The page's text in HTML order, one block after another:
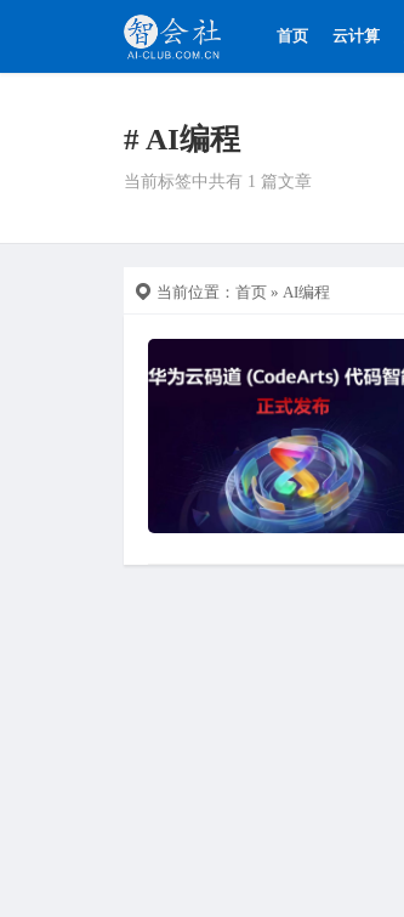
首页 云计算
# AI编程
当前标签中共有 1 篇文章
当前位置： 首页 » AI编程